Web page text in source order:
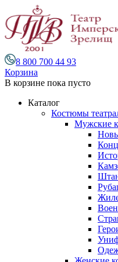
8 800 700 44 93
Корзина
В корзине пока пусто
Каталог
Костюмы
Мужские